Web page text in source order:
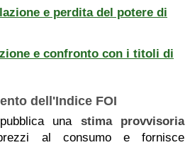
e perdita del potere di
e confronto con i titoli di
dell'Indice FOI
una stima provvisoria
al consumo e fornisce